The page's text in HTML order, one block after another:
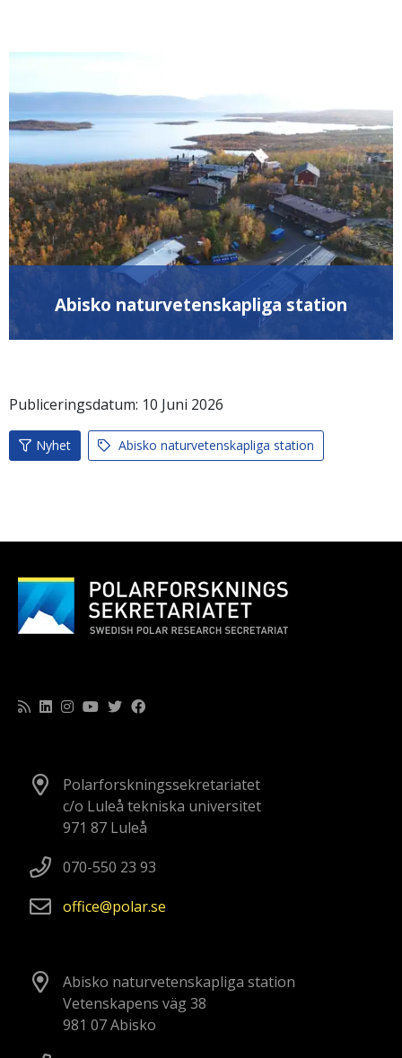
Abisko naturvetenskapliga station
Publiceringsdatum: 10 Juni 2026
Nyhet Abisko naturvetenskapliga station
Polarforskningssekretariatet
c/o Luleå tekniska universitet
971 87 Luleå
070-550 23 93
office
polarse
Abisko naturvetenskapliga station
Vetenskapens väg 38
981 07 Abisko